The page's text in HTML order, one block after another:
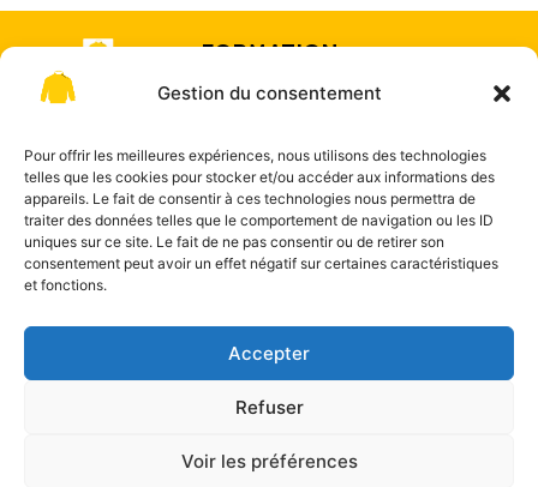
Gestion du consentement
Pour offrir les meilleures expériences, nous utilisons des technologies
telles que les cookies pour stocker et/ou accéder aux informations des
appareils. Le fait de consentir à ces technologies nous permettra de
traiter des données telles que le comportement de navigation ou les ID
uniques sur ce site. Le fait de ne pas consentir ou de retirer son
consentement peut avoir un effet négatif sur certaines caractéristiques
et fonctions.
Accepter
Refuser
Voir les préférences
FORMATION
& COACHING
MESURE
délivrée au titre de
la catégorie : actions
LE PULL JAUNE by Marine Breton – Mentions légales